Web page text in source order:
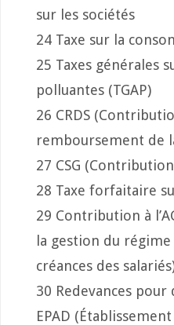
sur les sociétés
24 Taxe sur la
25 Taxes générales
polluantes (TGAP)
26 CRDS
remboursement de
27 CSG
28 Taxe forfaitaire
29 Contribution à
la gestion du
créances des
30 Redevances
EPAD